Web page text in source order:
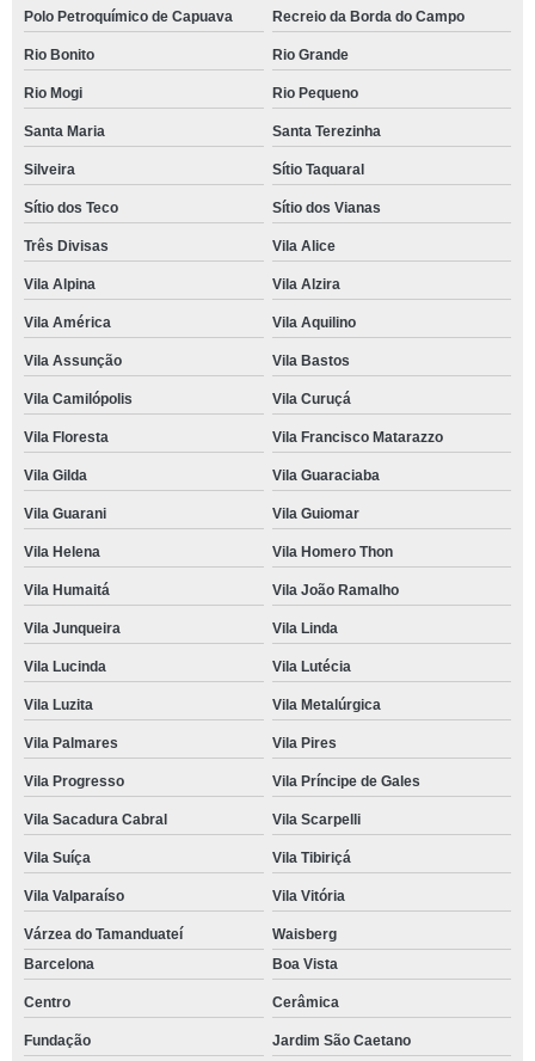
Polo Petroquímico de Capuava Recreio da Borda do Campo
Rio Bonito Rio Grande
Rio Mogi Rio Pequeno
Santa Maria Santa Terezinha
Silveira Sítio Taquaral
Sítio dos Teco Sítio dos Vianas
Três Divisas Vila Alice
Vila Alpina Vila Alzira
Vila América Vila Aquilino
Vila Assunção Vila Bastos
Vila Camilópolis Vila Curuçá
Vila Floresta Vila Francisco Matarazzo
Vila Gilda Vila Guaraciaba
Vila Guarani Vila Guiomar
Vila Helena Vila Homero Thon
Vila Humaitá Vila João Ramalho
Vila Junqueira Vila Linda
Vila Lucinda Vila Lutécia
Vila Luzita Vila Metalúrgica
Vila Palmares Vila Pires
Vila Progresso Vila Príncipe de Gales
Vila Sacadura Cabral Vila Scarpelli
Vila Suíça Vila Tibiriçá
Vila Valparaíso Vila Vitória
Várzea do Tamanduateí
Waisberg
Barcelona
Boa Vista
Centro Cerâmica
Fundação Jardim São Caetano